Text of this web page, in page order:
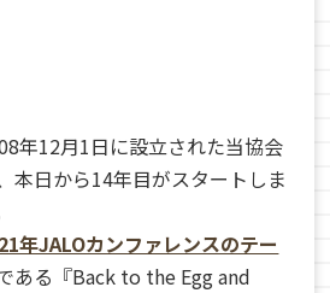
年12月1日に設立された当協会
本日から14年目がスタートしま
年JALOカンファレンスのテー
ある『Back to the Egg and